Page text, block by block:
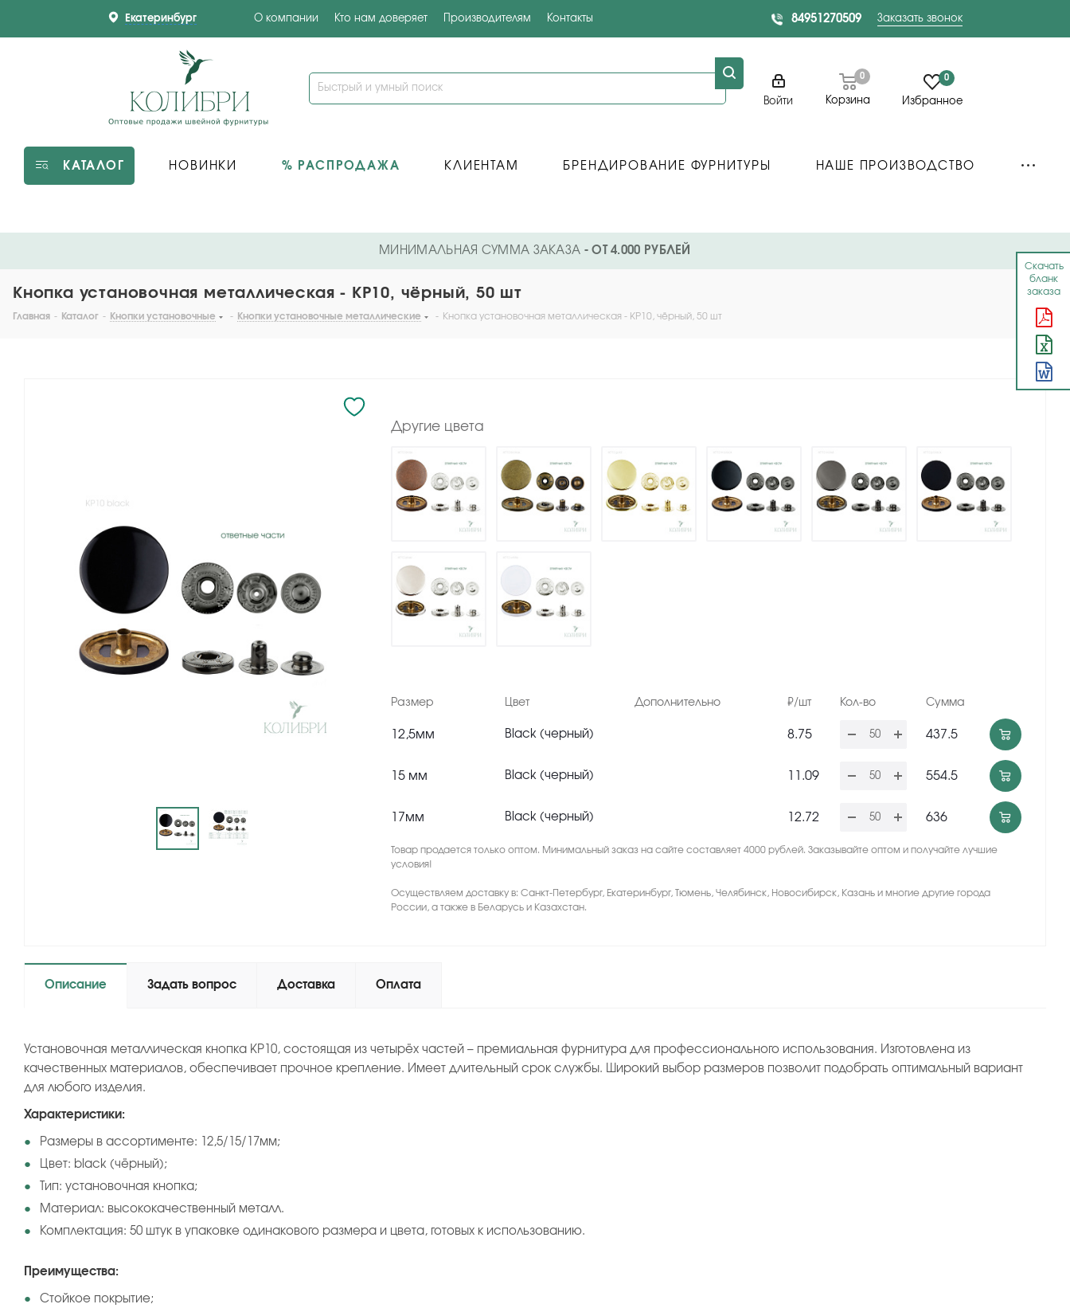
Скачать
бланк
заказа
Екатеринбург О компании Кто нам доверяет Производителям Контакты 84951270509 Заказать звонок
Войти Корзина
0 0
Избранное
КАТАЛОГ НОВИНКИ % РАСПРОДАЖА КЛИЕНТАМ БРЕНДИРОВАНИЕ ФУРНИТУРЫ НАШЕ ПРОИЗВОДСТВО
МИНИМАЛЬНАЯ СУММА ЗАКАЗА - ОТ 4.000 РУБЛЕЙ
Кнопка установочная металлическая - KP10, чёрный, 50 шт
Главная - Каталог - Кнопки установочные - Кнопки установочные металлические - Кнопка установочная металлическая - KP10, чёрный, 50 шт
Другие цвета
Размер Цвет Дополнительно ₽/шт Кол-во Сумма
12,5мм Black (черный) 8.75 437.5
15 мм Black (черный) 11.09 554.5
17мм Black (черный) 12.72 636
Товар продается только оптом. Минимальный заказ на сайте составляет 4000 рублей. Заказывайте оптом и получайте лучшие
условия!
Осуществляем доставку в: Санкт-Петербург, Екатеринбург, Тюмень, Челябинск, Новосибирск, Казань и многие другие города
России, а также в Беларусь и Казахстан.
Описание Задать вопрос Доставка Оплата
Установочная металлическая кнопка KP10, состоящая из четырёх частей – премиальная фурнитура для профессионального использования. Изготовлена из
качественных материалов, обеспечивает прочное крепление. Имеет длительный срок службы. Широкий выбор размеров позволит подобрать оптимальный вариант
для любого изделия.
Характеристики:
Размеры в ассортименте: 12,5/15/17мм;
Цвет: black (чёрный);
Тип: установочная кнопка;
Материал: высококачественный металл.
Комплектация: 50 штук в упаковке одинакового размера и цвета, готовых к использованию.
Преимущества:
Стойкое покрытие;